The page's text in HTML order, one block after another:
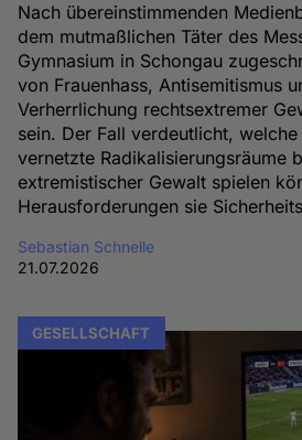
Nach übereinstimmenden
dem mutmaßlichen Täter des
Gymnasium in Schongau
von Frauenhass, Antisemitismus
Verherrlichung rechtsextremer
sein. Der Fall verdeutlicht,
vernetzte Radikalisierungsräume
extremistischer Gewalt spielen
Herausforderungen sie
Sebastian Schnelle
21.07.2026
GESELLSCHAFT